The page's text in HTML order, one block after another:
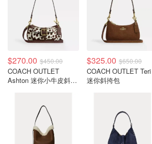
$270.00 $450.00
COACH OUTLET
Ashton 迷你小牛皮斜挎
$325.00 $650.00
COACH OUTLET Teri
迷你斜挎包